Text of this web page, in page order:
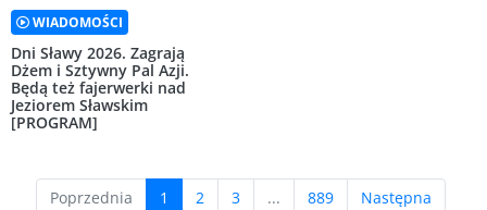
WIADOMOŚCI
Dni Sławy 2026. Zagrają
Dżem i Sztywny Pal Azji.
Będą też fajerwerki nad
Jeziorem Sławskim
[PROGRAM]
Poprzednia 1 (current)
2 3 ... 889 Następna